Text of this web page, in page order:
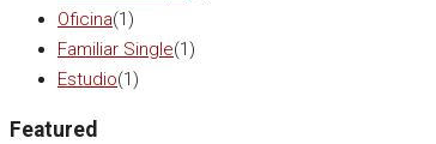
Oficina(1)
Familiar Single(1)
Estudio(1)
Featured